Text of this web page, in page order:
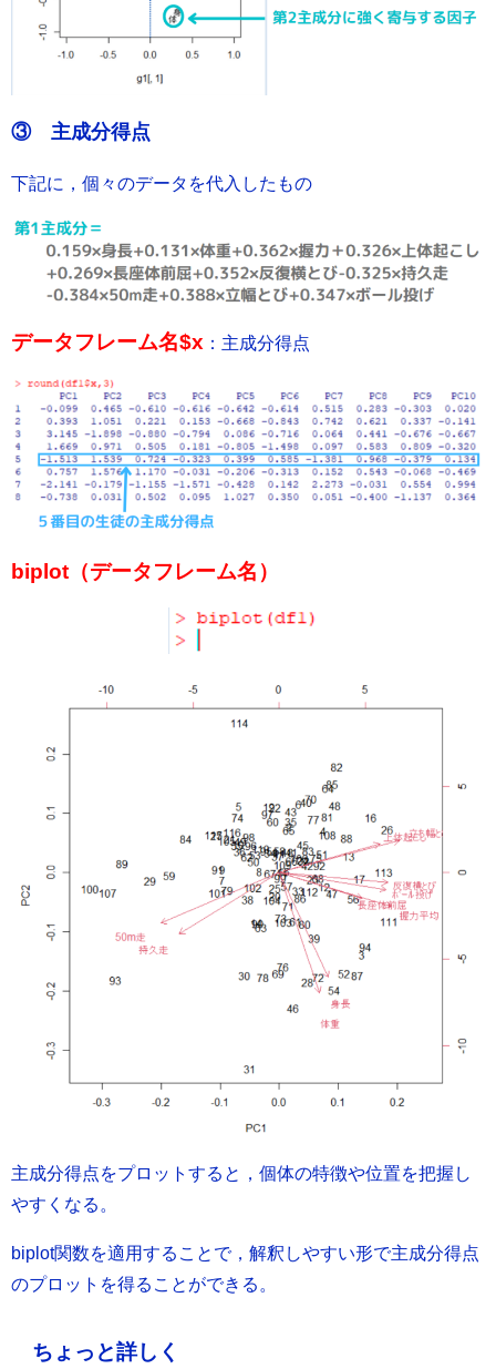
③ 主成分得点
下記に，個々のデータを代入したもの
データフレーム名$x ：主成分得点
biplot（データフレーム名）
主成分得点をプロットすると，個体の特徴や位置を把握し
やすくなる。
biplot関数を適用することで，解釈しやすい形で主成分得点
のプロットを得ることができる。
ちょっと詳しく